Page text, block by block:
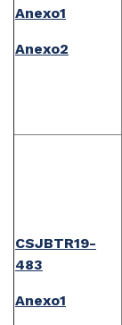
Anexo1
Anexo2
CSJBTR19-
483
Anexo1